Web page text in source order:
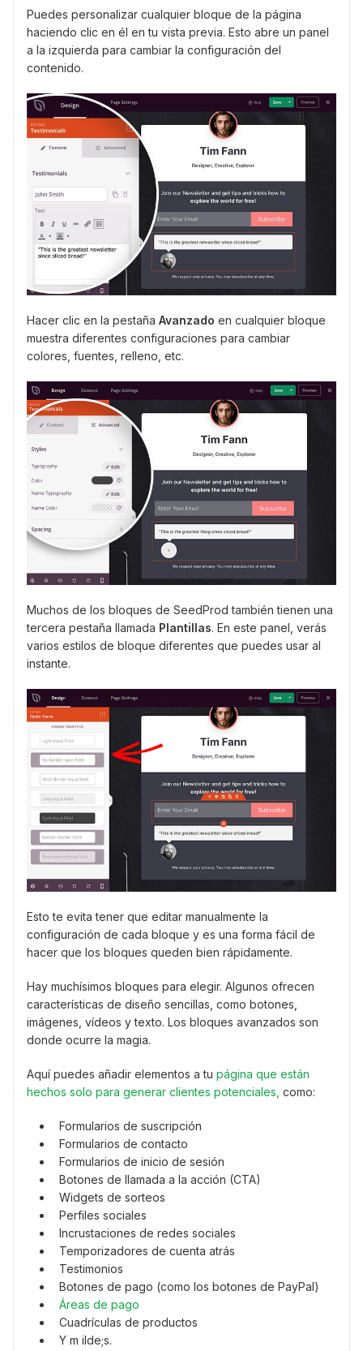
Puedes personalizar cualquier bloque de la página
haciendo clic en él en tu vista previa. Esto abre un panel
a la izquierda para cambiar la configuración del
contenido.
Hacer clic en la pestaña Avanzado en cualquier bloque
muestra diferentes configuraciones para cambiar
colores, fuentes, relleno, etc.
Muchos de los bloques de SeedProd también tienen una
tercera pestaña llamada Plantillas. En este panel, verás
varios estilos de bloque diferentes que puedes usar al
instante.
Esto te evita tener que editar manualmente la
configuración de cada bloque y es una forma fácil de
hacer que los bloques queden bien rápidamente.
Hay muchísimos bloques para elegir. Algunos ofrecen
características de diseño sencillas, como botones,
imágenes, vídeos y texto. Los bloques avanzados son
donde ocurre la magia.
Aquí puedes añadir elementos a tu página que están
hechos solo para generar clientes potenciales, como:
Formularios de suscripción
Formularios de contacto
Formularios de inicio de sesión
Botones de llamada a la acción (CTA)
Widgets de sorteos
Perfiles sociales
Incrustaciones de redes sociales
Temporizadores de cuenta atrás
Testimonios
Botones de pago (como los botones de PayPal)
Áreas de pago
Cuadrículas de productos
Y m ilde;s.